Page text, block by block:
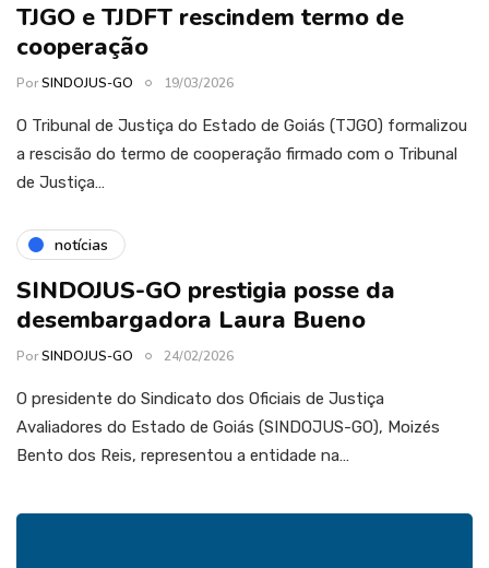
TJGO e TJDFT rescindem termo de
cooperação
PorSINDOJUS-GO 19/03/2026
O Tribunal de Justiça do Estado de Goiás (TJGO) formalizou
a rescisão do termo de cooperação firmado com o Tribunal
de Justiça…
notícias
SINDOJUS-GO prestigia posse da
desembargadora Laura Bueno
PorSINDOJUS-GO 24/02/2026
O presidente do Sindicato dos Oficiais de Justiça
Avaliadores do Estado de Goiás (SINDOJUS-GO), Moizés
Bento dos Reis, representou a entidade na…